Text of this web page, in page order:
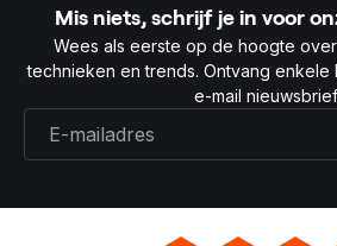
Mis niets, schrijf je in voor
Wees als eerste op de hoogte
technieken en trends. Ontvang
e-mail